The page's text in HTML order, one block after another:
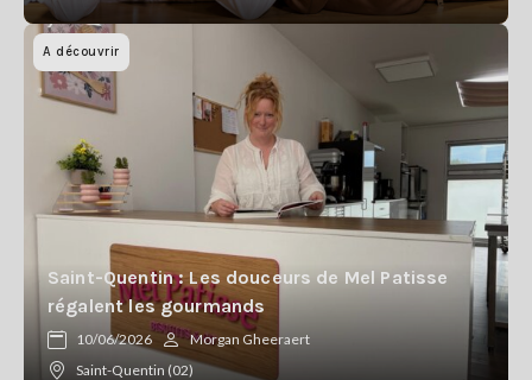
S'abonner
A découvrir
Saint-Quentin : Les douceurs de Mel Patisse
régalent les gourmands
10/06/2026
Morgan Gheeraert
Saint-Quentin (02)